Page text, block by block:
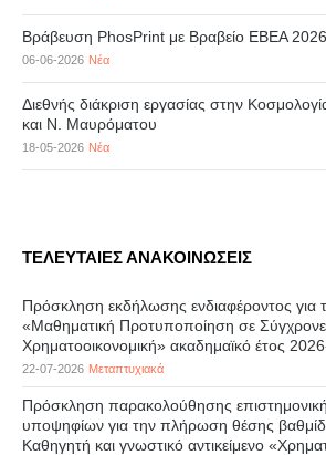
Βράβευση PhosPrint με Βραβείο ΕΒΕΑ 2026
06-06-2026 Νέα
Διεθνής διάκριση εργασίας στην
και Ν. Μαυρόματου
18-05-2026 Νέα
ΤΕΛΕΥΤΑΙΕΣ ΑΝΑΚΟΙΝΩΣΕΙΣ
Πρόσκληση εκδήλωσης ενδιαφέροντος
«Μαθηματική Προτυποποίηση σε Σύγχρονες
Χρηματοοικονομική» ακαδημαϊκό έτος
22-07-2026 Μεταπτυχιακά
Πρόσκληση παρακολούθησης
υποψηφίων για την πλήρωση θέσης
Καθηγητή και γνωστικό αντικείμενο